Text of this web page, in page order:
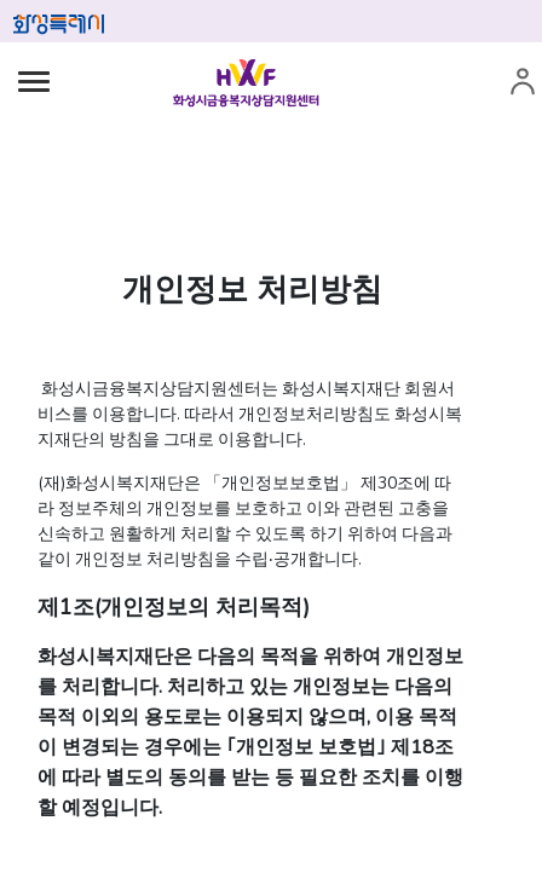
개인정보 처리방침
화성시금융복지상담지원센터는 화성시복지재단 회원서
비스를 이용합니다. 따라서 개인정보처리방침도 화성시복
지재단의 방침을 그대로 이용합니다.
(재)화성시복지재단은 「개인정보보호법」 제30조에 따
라 정보주체의 개인정보를 보호하고 이와 관련된 고충을
신속하고 원활하게 처리할 수 있도록 하기 위하여 다음과
같이 개인정보 처리방침을 수립‧공개합니다.
제1조(개인정보의 처리목적)
화성시복지재단은 다음의 목적을 위하여 개인정보
를 처리합니다. 처리하고 있는 개인정보는 다음의
목적 이외의 용도로는 이용되지 않으며, 이용 목적
이 변경되는 경우에는 ｢개인정보 보호법｣ 제18조
에 따라 별도의 동의를 받는 등 필요한 조치를 이행
할 예정입니다.